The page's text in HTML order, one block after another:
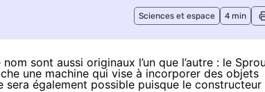
Sciences et espace 4 min
sont aussi originaux l’un que l’autre : le
une machine qui vise à incorporer des objets
sera également possible puisque le constructeur